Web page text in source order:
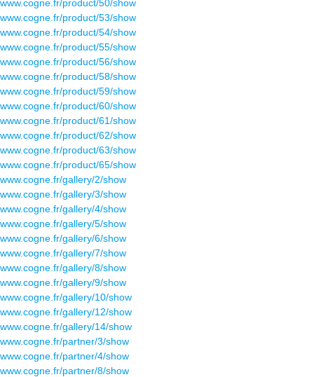
www.cogne.fr/product/50/show
www.cogne.fr/product/53/show
www.cogne.fr/product/54/show
www.cogne.fr/product/55/show
www.cogne.fr/product/56/show
www.cogne.fr/product/58/show
www.cogne.fr/product/59/show
www.cogne.fr/product/60/show
www.cogne.fr/product/61/show
www.cogne.fr/product/62/show
www.cogne.fr/product/63/show
www.cogne.fr/product/65/show
www.cogne.fr/gallery/2/show
www.cogne.fr/gallery/3/show
www.cogne.fr/gallery/4/show
www.cogne.fr/gallery/5/show
www.cogne.fr/gallery/6/show
www.cogne.fr/gallery/7/show
www.cogne.fr/gallery/8/show
www.cogne.fr/gallery/9/show
www.cogne.fr/gallery/10/show
www.cogne.fr/gallery/12/show
www.cogne.fr/gallery/14/show
www.cogne.fr/partner/3/show
www.cogne.fr/partner/4/show
www.cogne.fr/partner/8/show